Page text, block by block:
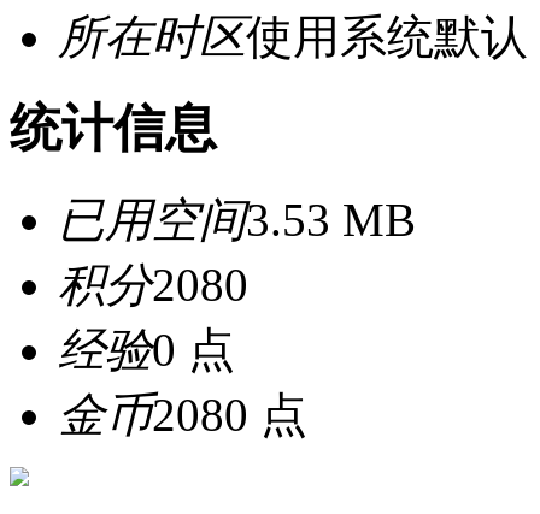
所在时区使用系统默认
统计信息
已用空间3.53 MB
积分2080
经验0 点
金币2080 点